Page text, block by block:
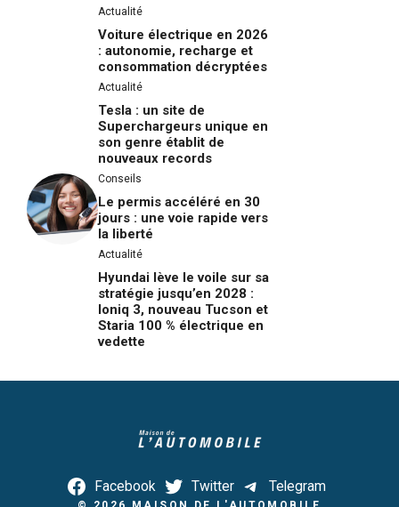
Actualité
Voiture électrique en 2026
: autonomie, recharge et
consommation décryptées
Actualité
Tesla : un site de
Superchargeurs unique en
son genre établit de
nouveaux records
Conseils
Le permis accéléré en 30
jours : une voie rapide vers
la liberté
Actualité
Hyundai lève le voile sur sa
stratégie jusqu’en 2028 :
Ioniq 3, nouveau Tucson et
Staria 100 % électrique en
vedette
Facebook Twitter Telegram